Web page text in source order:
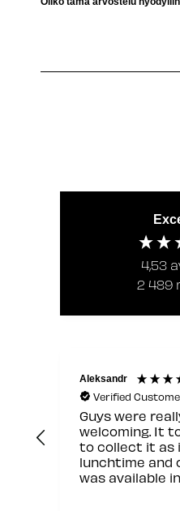
4,53
2 489
Aleksandr
Verified
Guys were
welcoming. It
to collect it as
lunchtime and
was available
that moment